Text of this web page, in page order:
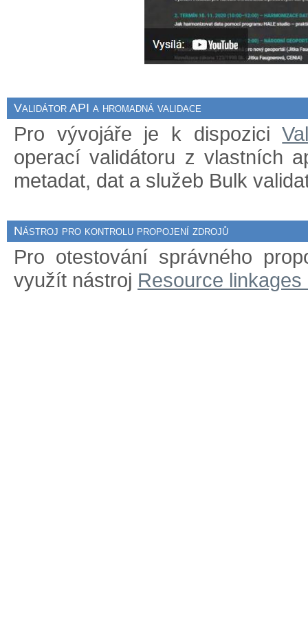
Validátor API a hromadná validace
Pro vývojáře je k dispozici
operací validátoru z vlastních
metadat, dat a služeb Bulk
Nástroj pro kontrolu propojení zdrojů
Pro otestování správného
využít nástroj Resource